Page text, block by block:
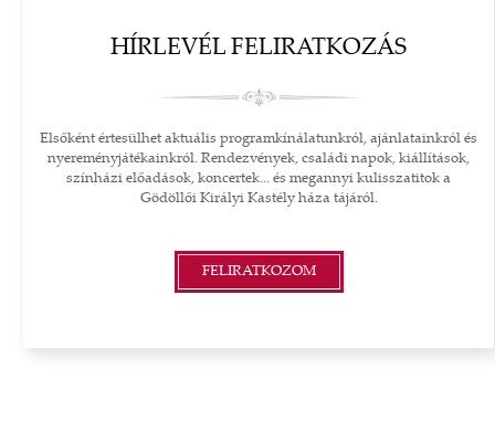
HÍRLEVÉL FELIRATKOZÁS
Elsőként értesülhet aktuális programkínálatunkról, ajánlatainkról és
nyereményjátékainkról. Rendezvények, családi napok, kiállítások,
színházi előadások, koncertek... és megannyi kulisszatitok a
Gödöllői Királyi Kastély háza tájáról.
FELIRATKOZOM